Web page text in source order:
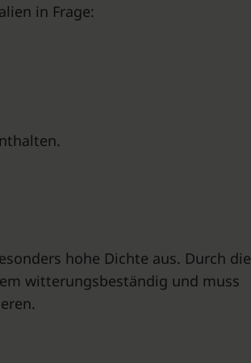
in Frage:
hohe Dichte aus. Durch die
witterungsbeständig und muss